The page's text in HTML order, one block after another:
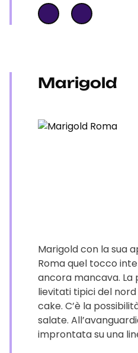
Marigold
Marigold con la sua
Roma quel tocco
ancora mancava. La
lievitati tipici del
cake. C’è la
salate.
improntata su una